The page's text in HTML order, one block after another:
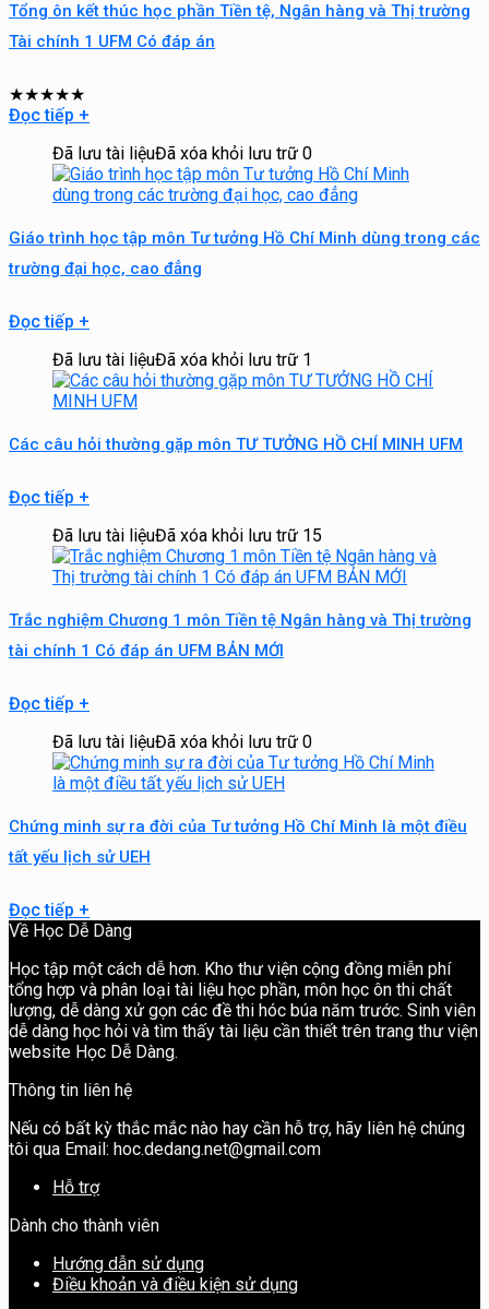
Tổng ôn kết thúc học phần Tiền tệ, Ngân hàng và Thị trường
Tài chính 1 UFM Có đáp án
★★★★★
Đọc tiếp +
Đã lưu tài liệuĐã xóa khỏi lưu trữ 0
Giáo trình học tập môn Tư tưởng Hồ Chí Minh dùng trong các
trường đại học, cao đẳng
Đọc tiếp +
Đã lưu tài liệuĐã xóa khỏi lưu trữ 1
Các câu hỏi thường gặp môn TƯ TƯỞNG HỒ CHÍ MINH UFM
Đọc tiếp +
Đã lưu tài liệuĐã xóa khỏi lưu trữ 15
Trắc nghiệm Chương 1 môn Tiền tệ Ngân hàng và Thị trường
tài chính 1 Có đáp án UFM BẢN MỚI
Đọc tiếp +
Đã lưu tài liệuĐã xóa khỏi lưu trữ 0
Chứng minh sự ra đời của Tư tưởng Hồ Chí Minh là một điều
tất yếu lịch sử UEH
Đọc tiếp +
Về Học Dễ Dàng
Học tập một cách dễ hơn. Kho thư viện cộng đồng miễn phí
tổng hợp và phân loại tài liệu học phần, môn học ôn thi chất
lượng, dễ dàng xử gọn các đề thi hóc búa năm trước. Sinh viên
dễ dàng học hỏi và tìm thấy tài liệu cần thiết trên trang thư viện
website Học Dễ Dàng.
Thông tin liên hệ
Nếu có bất kỳ thắc mắc nào hay cần hỗ trợ, hãy liên hệ chúng
tôi qua Email: hoc.dedang.net@gmail.com
Hỗ trợ
Dành cho thành viên
Hướng dẫn sử dụng
Điều khoản và điều kiện sử dụng